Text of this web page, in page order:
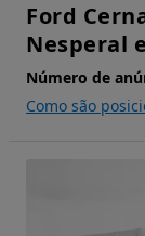
Ford
Nesperal
Número de
Como são